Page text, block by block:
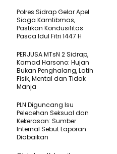
Polres Sidrap Gelar Apel
Siaga Kamtibmas,
Pastikan Kondusifitas
Pasca Idul Fitri 1447 H
PERJUSA MTsN 2 Sidrap,
Kamad Harsono: Hujan
Bukan Penghalang, Latih
Fisik, Mental dan Tidak
Manja
PLN Diguncang Isu
Pelecehan Seksual dan
Kekerasan: Sumber
Internal Sebut Laporan
Diabaikan